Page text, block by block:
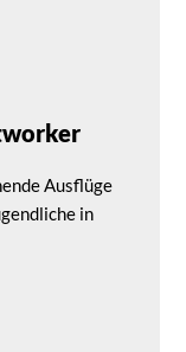
Ausflüge
in